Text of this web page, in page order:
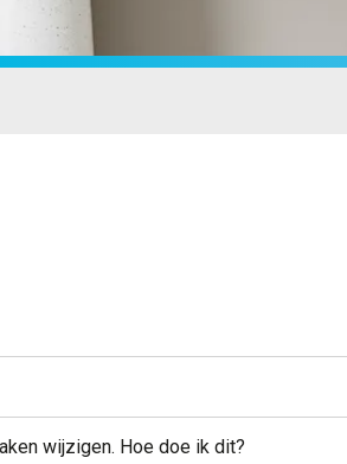
wijzigen. Hoe doe ik dit?